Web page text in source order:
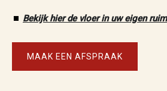
⏹️ Bekijk hier de vloer in uw eigen
MAAK EEN AFSPRAAK